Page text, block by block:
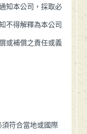
知本公司，採取必
不得解釋為本公司
或補償之責任或義
符合當地或國際